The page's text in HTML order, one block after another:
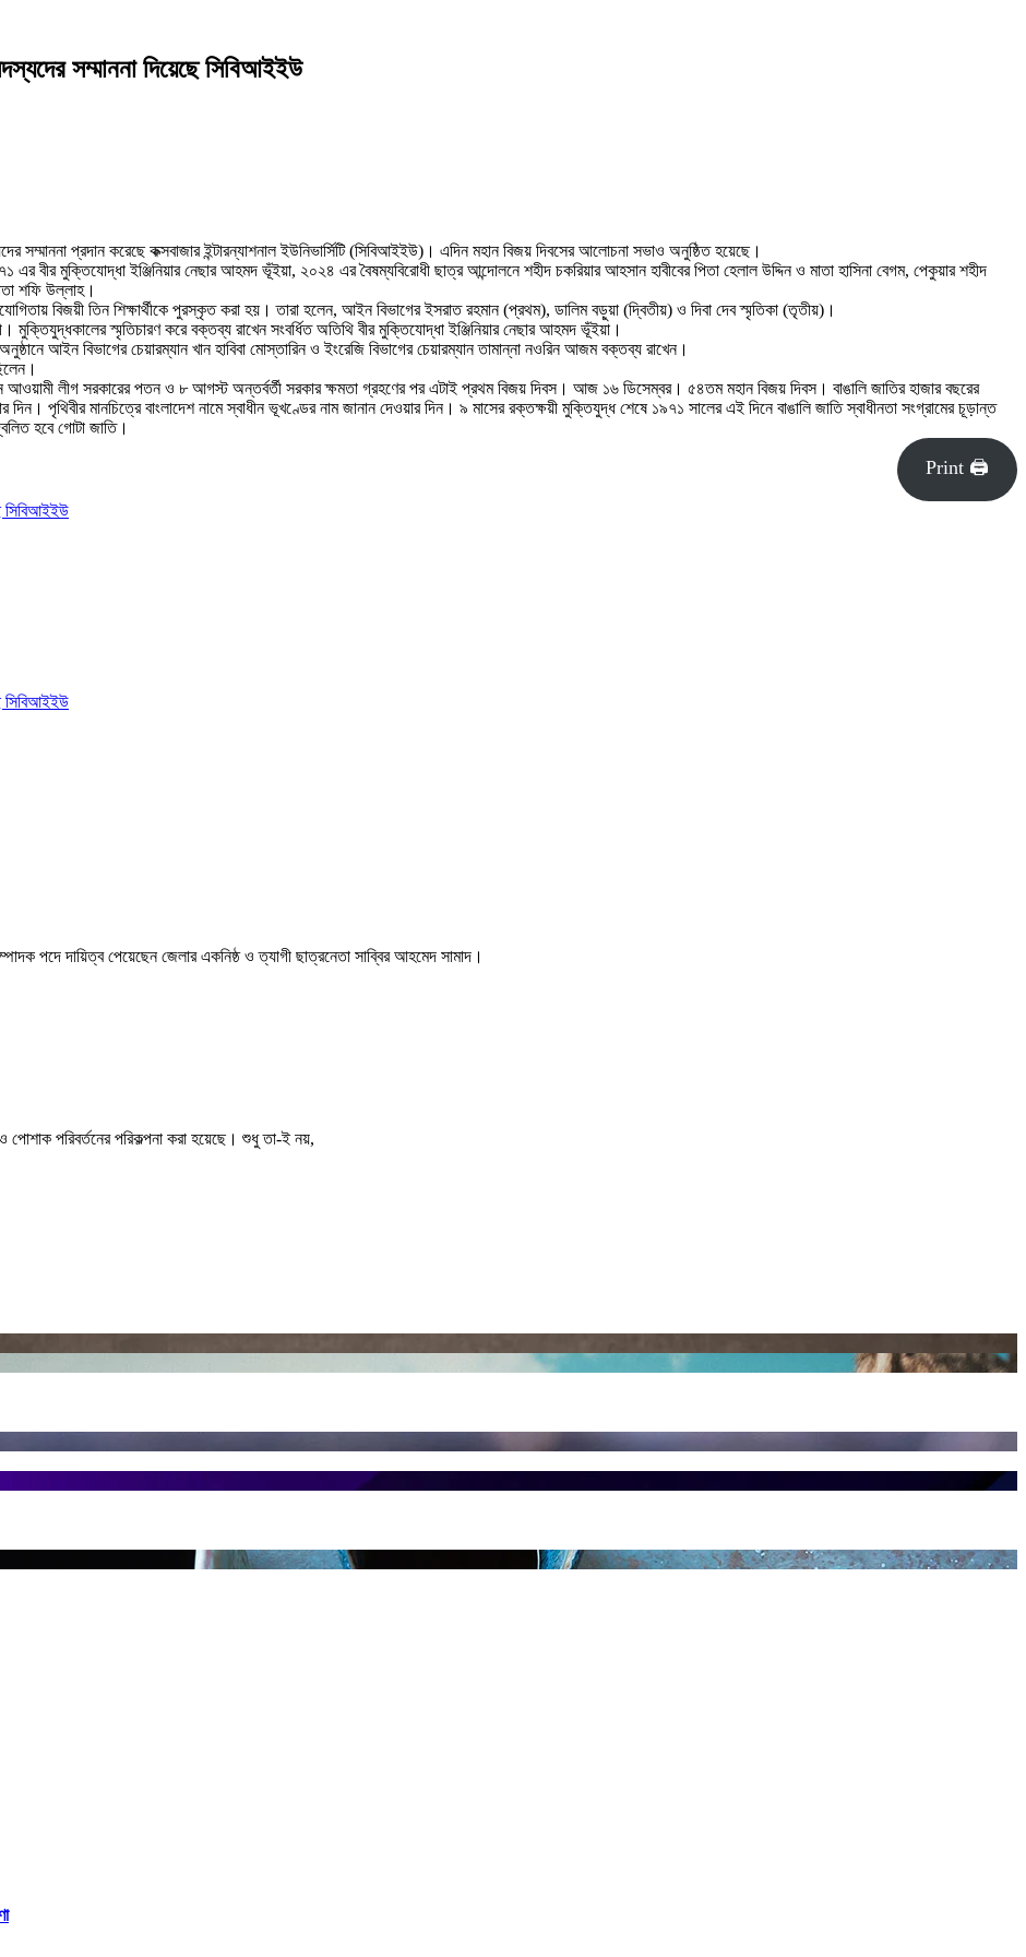
সম্মাননা দিয়েছে সিবিআইইউ
সম্মাননা প্রদান করেছে কক্সবাজার ইন্টারন্যাশনাল ইউনিভার্সিটি (সিবিআইইউ)। এদিন মহান বিজয় দিবসের আলোচনা সভাও অনুষ্ঠিত হয়েছে।
এর বীর মুক্তিযোদ্ধা ইঞ্জিনিয়ার নেছার আহমদ ভূঁইয়া, ২০২৪ এর বৈষম্যবিরোধী ছাত্র আন্দোলনে শহীদ চকরিয়ার আহসান হাবীবের পিতা হেলাল উদ্দিন ও মাতা হাসিনা বেগম, পেকুয়ার শহীদ
শফি উল্লাহ।
বিজয়ী তিন শিক্ষার্থীকে পুরস্কৃত করা হয়। তারা হলেন, আইন বিভাগের ইসরাত রহমান (প্রথম), ডালিম বড়ুয়া (দ্বিতীয়) ও দিবা দেব স্মৃতিকা (তৃতীয়)।
স্মৃতিচারণ করে বক্তব্য রাখেন সংবর্ধিত অতিথি বীর মুক্তিযোদ্ধা ইঞ্জিনিয়ার নেছার আহমদ ভূঁইয়া।
আইন বিভাগের চেয়ারম্যান খান হাবিবা মোস্তারিন ও ইংরেজি বিভাগের চেয়ারম্যান তামান্না নওরিন আজম বক্তব্য রাখেন।
লীগ সরকারের পতন ও ৮ আগস্ট অন্তর্বর্তী সরকার ক্ষমতা গ্রহণের পর এটাই প্রথম বিজয় দিবস। আজ ১৬ ডিসেম্বর। ৫৪তম মহান বিজয় দিবস। বাঙালি জাতির হাজার বছরের
দিন। পৃথিবীর মানচিত্রে বাংলাদেশ নামে স্বাধীন ভূখণ্ডের নাম জানান দেওয়ার দিন। ৯ মাসের রক্তক্ষয়ী মুক্তিযুদ্ধ শেষে ১৯৭১ সালের এই দিনে বাঙালি জাতি স্বাধীনতা সংগ্রামের চূড়ান্ত
হবে গোটা জাতি।
Print 🖨
পদে দায়িত্ব পেয়েছেন জেলার একনিষ্ঠ ও ত্যাগী ছাত্রনেতা সাব্বির আহমেদ সামাদ।
পরিবর্তনের পরিকল্পনা করা হয়েছে। শুধু তা-ই নয়,